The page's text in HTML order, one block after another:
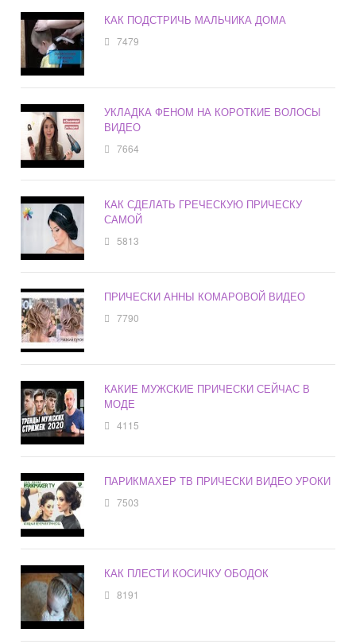
КАК ПОДСТРИЧЬ МАЛЬЧИКА ДОМА
7479
УКЛАДКА ФЕНОМ НА КОРОТКИЕ ВОЛОСЫ
ВИДЕО
7664
КАК СДЕЛАТЬ ГРЕЧЕСКУЮ ПРИЧЕСКУ
САМОЙ
5813
ПРИЧЕСКИ АННЫ КОМАРОВОЙ ВИДЕО
7790
КАКИЕ МУЖСКИЕ ПРИЧЕСКИ СЕЙЧАС В
МОДЕ
4115
ПАРИКМАХЕР ТВ ПРИЧЕСКИ ВИДЕО УРОКИ
7503
КАК ПЛЕСТИ КОСИЧКУ ОБОДОК
8191